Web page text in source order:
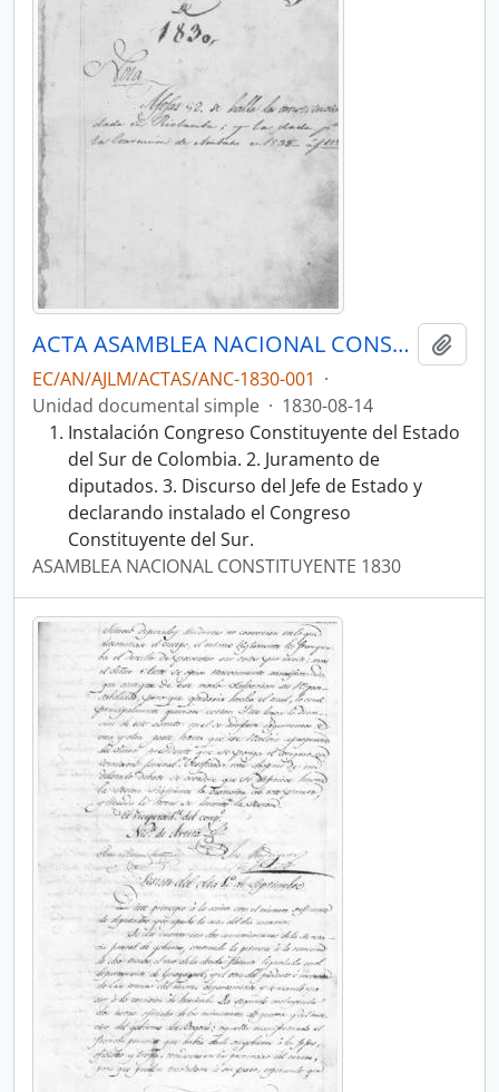
ACTA ASAMBLEA NACIONAL CONSTITUYENTE 1830
EC/AN/AJLM/ACTAS/ANC-1830-001 ·
Unidad documental simple · 1830-08-14
Instalación Congreso Constituyente del Estado
del Sur de Colombia. 2. Juramento de
diputados. 3. Discurso del Jefe de Estado y
declarando instalado el Congreso
Constituyente del Sur.
ASAMBLEA NACIONAL CONSTITUYENTE 1830